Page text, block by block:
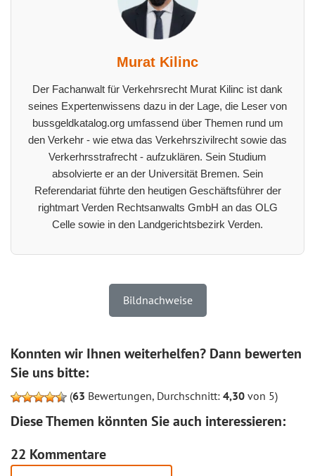
Murat Kilinc
Der Fachanwalt für Verkehrsrecht Murat Kilinc ist dank
seines Expertenwissens dazu in der Lage, die Leser von
bussgeldkatalog.org umfassend über Themen rund um
den Verkehr - wie etwa das Verkehrszivilrecht sowie das
Verkerhrsstrafrecht - aufzuklären. Sein Studium
absolvierte er an der Universität Bremen. Sein
Referendariat führte den heutigen Geschäftsführer der
rightmart Verden Rechtsanwalts GmbH an das OLG
Celle sowie in den Landgerichtsbezirk Verden.
Bildnachweise
Konnten wir Ihnen weiterhelfen? Dann bewerten
Sie uns bitte:
(63 Bewertungen, Durchschnitt: 4,30 von 5)
Diese Themen könnten Sie auch interessieren:
22 Kommentare